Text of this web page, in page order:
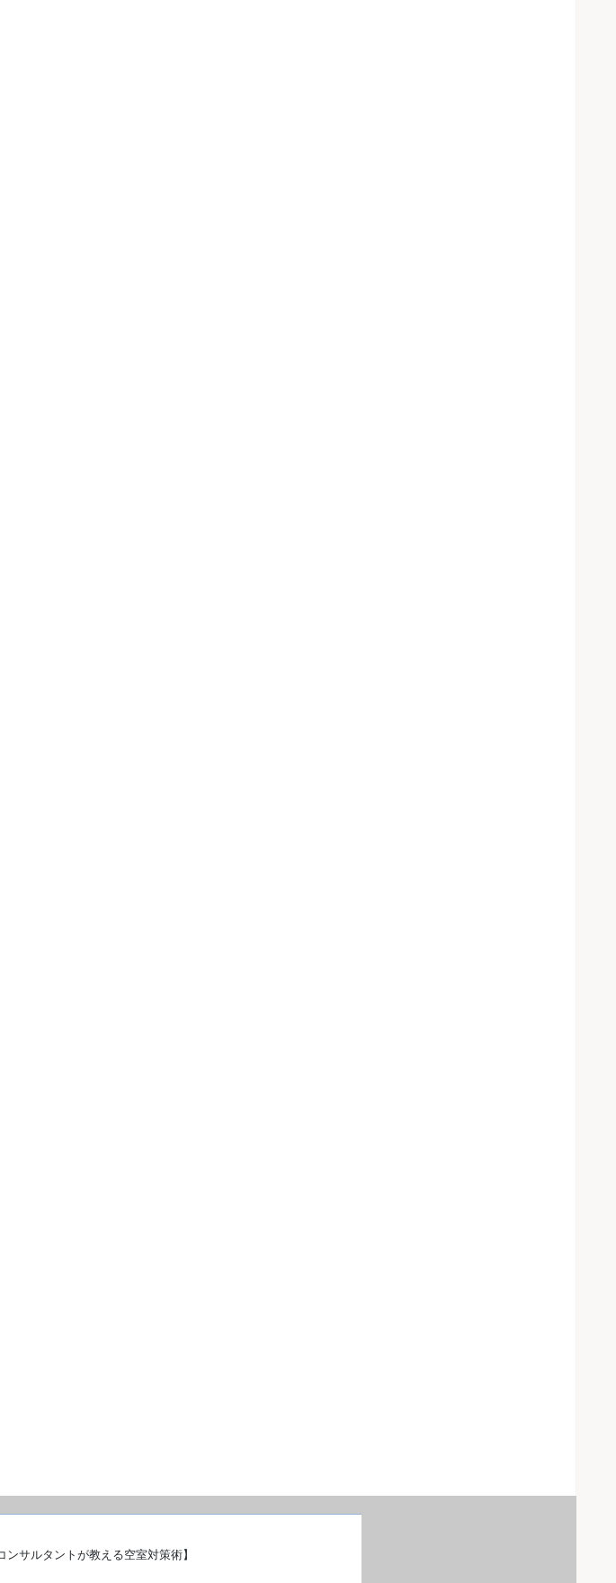
ンサルタントが教える空室対策術】